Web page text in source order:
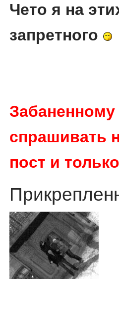
Чето я на
запретного
спрашивать
пост и